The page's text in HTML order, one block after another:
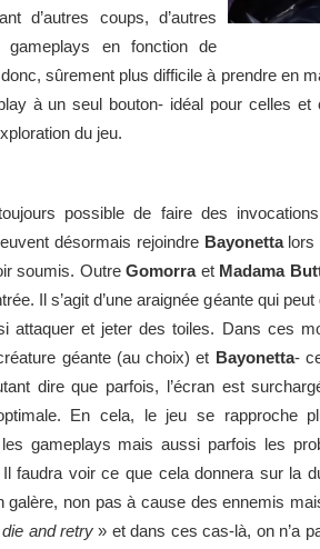
d’autres coups, d’autres
gameplays en fonction de
sûrement plus difficile à prendre en
à un seul bouton- idéal pour celles
du jeu.
possible de faire des
désormais rejoindre Bayonettalors
soumis. OutreGomorraet Madama
Il s’agit d’une araignée géante qui
attaquer et jeter des toiles. Dans ces
géante (au choix) et Bayonetta-
dire que parfois, l’écran est
En cela, le jeu se rapproche
les gameplays mais aussi parfois les
faudra voir ce que cela donnera sur la
galère, non pas à cause des ennemis
die and retry » et dans ces cas-là, on n’a